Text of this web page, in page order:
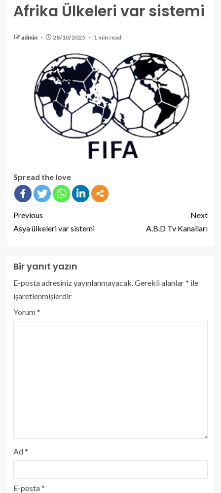
Afrika Ülkeleri var sistemi
admin 28/10/2025 1 min read
Spread the love
Previous
Asya ülkeleri var sistemi
Next
A.B.D Tv Kanalları
Bir yanıt yazın
E-posta adresiniz yayınlanmayacak.Gerekli alanlar* ile
işaretlenmişlerdir
Yorum*
Ad*
E-posta*